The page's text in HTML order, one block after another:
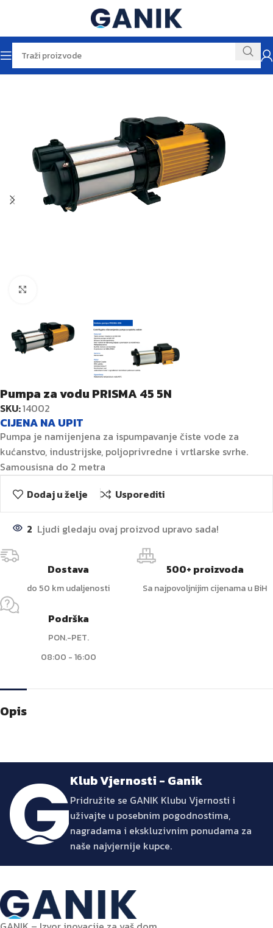
Početna Vodene pumpe
Pumpa za vodu PRISMA 45 5N
SKU:14002
CIJENA NA UPIT
Pumpa je namijenjena za ispumpavanje čiste vode za
kućanstvo, industrijske, poljoprivredne i vrtlarske svrhe.
Samousisna do 2 metra
Dodaj u želje
Usporediti
2 Ljudi gledaju ovaj proizvod upravo sada!
Dostava
do 50 km udaljenosti
500+ proizvoda
Sa najpovoljnijim cijenama u BiH
Podrška
PON.-PET.
08:00 - 16:00
Opis
Klub Vjernosti - Ganik
Pridružite se GANIK Klubu Vjernosti i
uživajte u posebnim pogodnostima,
nagradama i ekskluzivnim ponudama za
naše najvjernije kupce.